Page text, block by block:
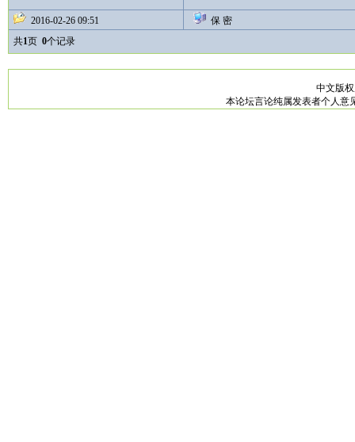
2016-02-26 09:51
保 密
共1页 0个记录
中文版
本论坛言论纯属发表者个人意